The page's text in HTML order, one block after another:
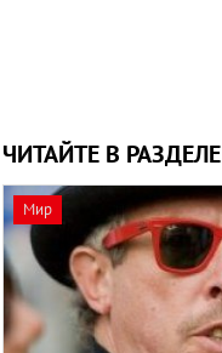
ЧИТАЙТЕ В РАЗДЕЛЕ
Мир